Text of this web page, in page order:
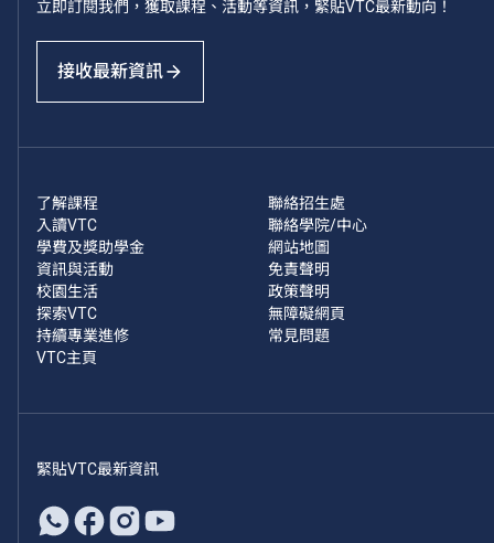
立即訂閱我們，獲取課程、活動等資訊，緊貼VTC最新動向！
接收最新資訊
了解課程
入讀VTC
學費及獎助學金
資訊與活動
校園生活
探索VTC
持續專業進修
VTC主頁
聯絡招生處
聯絡學院/中心
網站地圖
免責聲明
政策聲明
無障礙網頁
常見問題
緊貼VTC最新資訊